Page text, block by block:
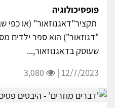
פופסיכולוגיה
תקציר"דאגנוזאור" (או כפי
"דגוזאור") הוא ספר ילדים
שעוסק בדאגנוזאור,...
12/7/2023 |